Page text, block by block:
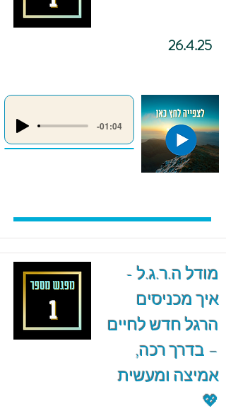
26.4.25
-01:04
מודל ה.ר.ג.ל -
איך מכניסים
הרגל חדש לחיים
– בדרך רכה,
אמיצה ומעשית
💖